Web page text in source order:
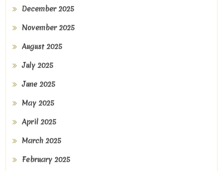
December 2025
November 2025
August 2025
July 2025
June 2025
May 2025
April 2025
March 2025
February 2025